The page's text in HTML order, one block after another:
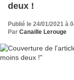
deux !
Publié le 24/01/2021 à
Par Canaille Lerouge